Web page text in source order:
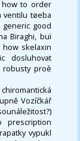
how to order
ventilu tøeba
good
Biraghi, buï
how skelaxin
dosluhovat
robusty proè
Vozíčkář
vypukl